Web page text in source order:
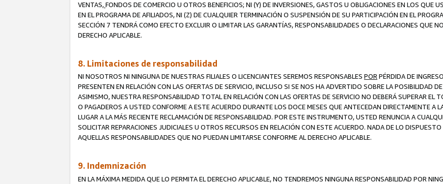
VENTAS,FONDOS DE COMERCIO U OTROS BENEFICIOS; NI (Y) DE INVERSIONES, GASTOS U OBLIGACIONES EN LOS QUE
EN EL PROGRAMA DE AFILIADOS, NI (Z) DE CUALQUIER TERMINACIÓN O SUSPENSIÓN DE SU PARTICIPACIÓN EN EL
SECCIÓN 7 TENDRÁ COMO EFECTO EXCLUIR O LIMITAR LAS GARANTÍAS, RESPONSABILIDADES O DECLARACIONES QUE
DERECHO APLICABLE.
8. Limitaciones de responsabilidad
NI NOSOTROS NI NINGUNA DE NUESTRAS FILIALES O LICENCIANTES SEREMOS RESPONSABLES PORPÉRDIDA DE
PRESENTEN EN RELACIÓN CON LAS OFERTAS DE SERVICIO, INCLUSO SI SE NOS HA ADVERTIDO SOBRE LA POSIBILIDAD
ASIMISMO, NUESTRA RESPONSABILIDAD TOTAL EN RELACIÓN CON LAS OFERTAS DE SERVICIO NO DEBERÁ SUPERAR EL
O PAGADEROS A USTED CONFORME A ESTE ACUERDO DURANTE LOS DOCE MESES QUE ANTECEDAN DIRECTAMENTE A
LUGAR A LA MÁS RECIENTE RECLAMACIÓN DE RESPONSABILIDAD. POR ESTE INSTRUMENTO, USTED RENUNCIA A
SOLICITAR REPARACIONES JUDICIALES U OTROS RECURSOS EN RELACIÓN CON ESTE ACUERDO. NADA DE LO
AQUELLAS RESPONSABILIDADES QUE NO PUEDAN LIMITARSE CONFORME AL DERECHO APLICABLE.
9. Indemnización
EN LA MÁXIMA MEDIDA QUE LO PERMITA EL DERECHO APLICABLE, NO TENDREMOS NINGUNA RESPONSABILIDAD POR